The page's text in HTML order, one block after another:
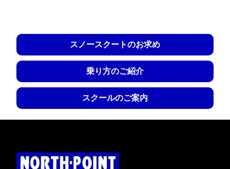
スノースクートのお求め
乗り方のご紹介
スクールのご案内